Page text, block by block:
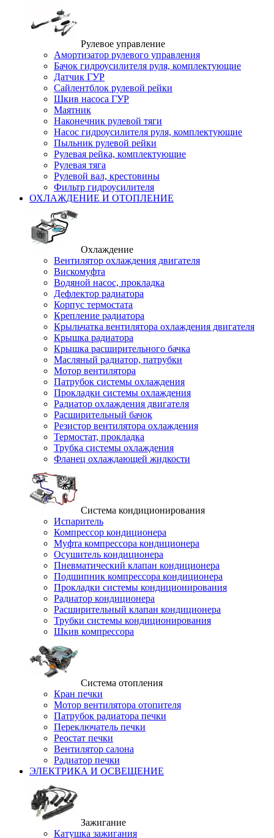
Рулевое управление
Амортизатор рулевого управления
Бачок гидроусилителя руля, комплектующие
Датчик ГУР
Сайлентблок рулевой рейки
Шкив насоса ГУР
Маятник
Наконечник рулевой тяги
Насос гидроусилителя руля, комплектующие
Пыльник рулевой рейки
Рулевая рейка, комплектующие
Рулевая тяга
Рулевой вал, крестовины
Фильтр гидроусилителя
ОХЛАЖДЕНИЕ И ОТОПЛЕНИЕ
Охлаждение
Вентилятор охлаждения двигателя
Вискомуфта
Водяной насос, прокладка
Дефлектор радиатора
Корпус термостата
Крепление радиатора
Крыльчатка вентилятора охлаждения двигателя
Крышка радиатора
Крышка расширительного бачка
Масляный радиатор, патрубки
Мотор вентилятора
Патрубок системы охлаждения
Прокладки системы охлаждения
Радиатор охлаждения двигателя
Расширительный бачок
Резистор вентилятора охлаждения
Термостат, прокладка
Трубка системы охлаждения
Фланец охлаждающей жидкости
Система кондиционирования
Испаритель
Компрессор кондиционера
Муфта компрессора кондиционера
Осушитель кондиционера
Пневматический клапан кондиционера
Подшипник компрессора кондиционера
Прокладки системы кондиционирования
Радиатор кондиционера
Расширительный клапан кондиционера
Трубки системы кондиционирования
Шкив компрессора
Система отопления
Кран печки
Мотор вентилятора отопителя
Патрубок радиатора печки
Переключатель печки
Реостат печки
Вентилятор салона
Радиатор печки
ЭЛЕКТРИКА И ОСВЕЩЕНИЕ
Зажигание
Катушка зажигания